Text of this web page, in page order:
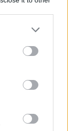
more Google
may click to
party tags to
below Google
celý